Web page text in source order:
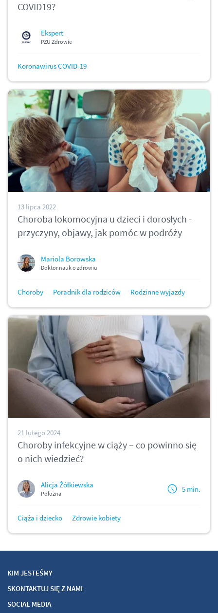
COVID19?
Ekspert
PZU Zdrowie
Koronawirus COVID-19
13 lipca 2022
Choroba lokomocyjna u dzieci i dorosłych -
przyczyny, objawy, jak pomóc w podróży
Mariola Borowska
Doktor nauk o zdrowiu
Choroby Poradnik dla rodziców Rodzinne wyjazdy
21 lutego 2024
Choroby infekcyjne w ciąży – co powinno się
o nich wiedzieć?
Alicja Żółkiewska
Położna 5 min.
Ciąża i dziecko Zdrowie kobiety
KIM JESTEŚMY
SKONTAKTUJ SIĘ Z NAMI
SOCIAL MEDIA